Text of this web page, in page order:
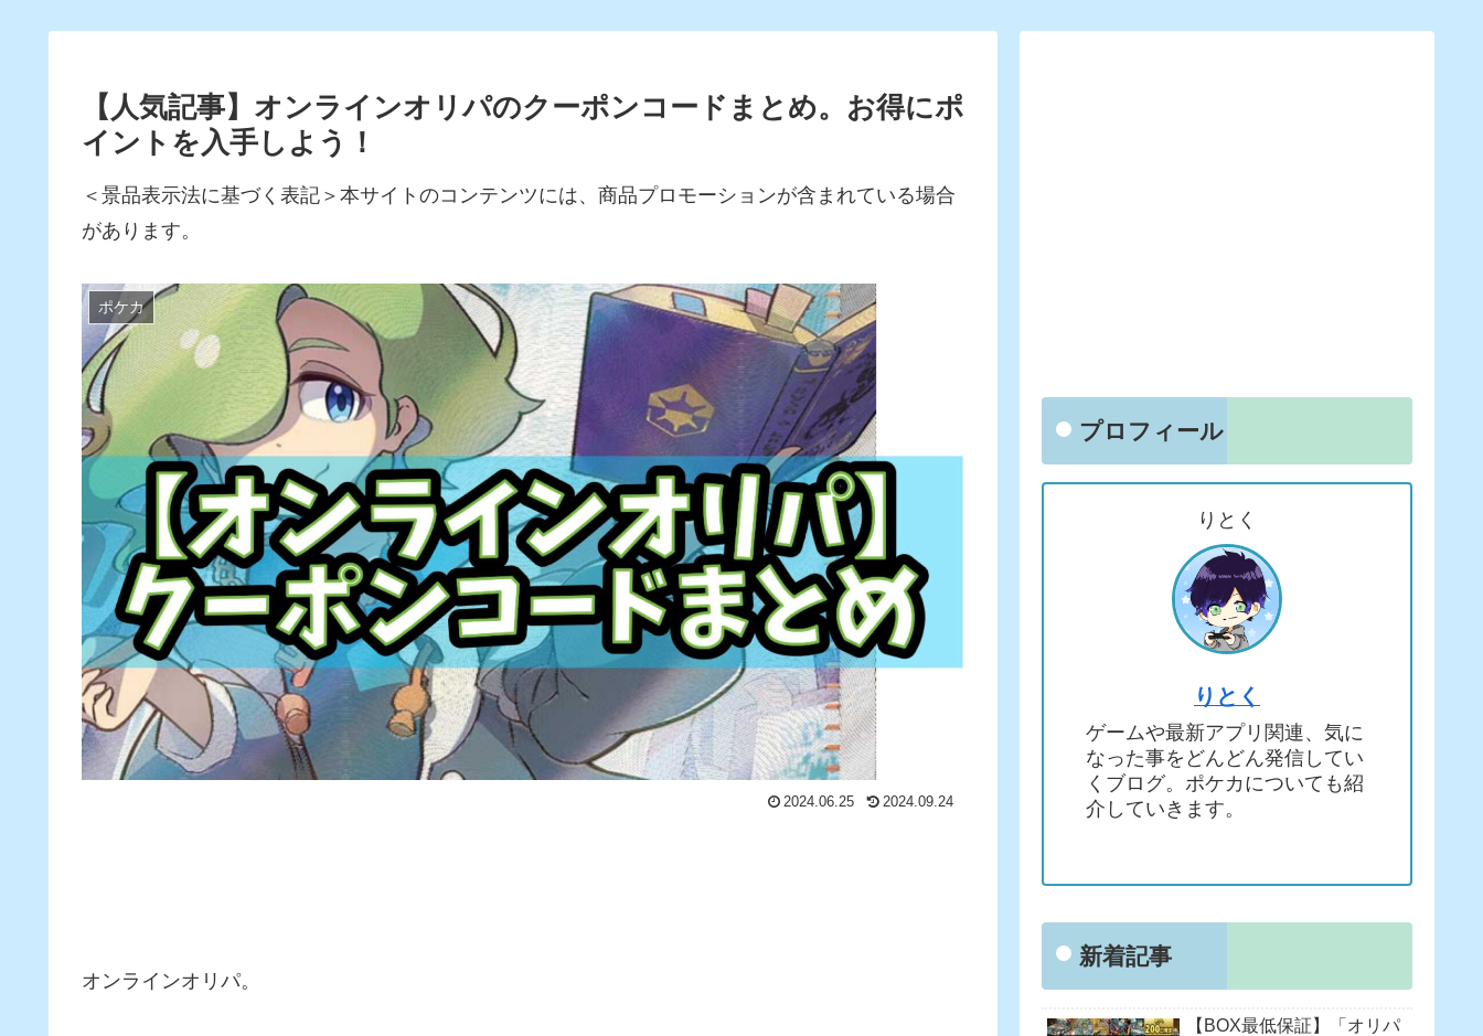
【人気記事】オンラインオリパのクーポンコードまとめ。お得にポ
イントを入手しよう！
＜景品表示法に基づく表記＞本サイトのコンテンツには、商品プロモーションが含まれている場合
があります。
ポケカ
2024.06.25 2024.09.24
オンラインオリパ。
プロフィール
りとく
りとく
ゲームや最新アプリ関連、気に
なった事をどんどん発信してい
くブログ。ポケカについても紹
介していきます。
新着記事
【BOX最低保証】「オリパ